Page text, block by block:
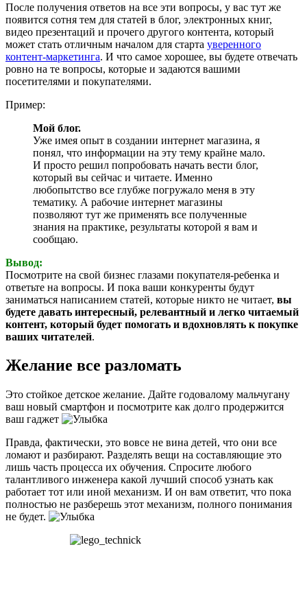
После получения ответов на все эти вопросы, у вас тут же
появится сотня тем для статей в блог, электронных книг,
видео презентаций и прочего другого контента, который
может стать отличным началом для старта уверенного
контент-маркетинга. И что самое хорошее, вы будете отвечать
ровно на те вопросы, которые и задаются вашими
посетителями и покупателями.
Пример:
Мой блог.
Уже имея опыт в создании интернет магазина, я
понял, что информации на эту тему крайне мало.
И просто решил попробовать начать вести блог,
который вы сейчас и читаете. Именно
любопытство все глубже погружало меня в эту
тематику. А рабочие интернет магазины
позволяют тут же применять все полученные
знания на практике, результаты которой я вам и
сообщаю.
Вывод:
Посмотрите на свой бизнес глазами покупателя-ребенка и
ответьте на вопросы. И пока ваши конкуренты будут
заниматься написанием статей, которые никто не читает, вы
будете давать интересный, релевантный и легко читаемый
контент, который будет помогать и вдохновлять к покупке
ваших читателей.
Желание все разломать
Это стойкое детское желание. Дайте годовалому мальчугану
ваш новый смартфон и посмотрите как долго продержится
ваш гаджет
Правда, фактически, это вовсе не вина детей, что они все
ломают и разбирают. Разделять вещи на составляющие это
лишь часть процесса их обучения. Спросите любого
талантливого инженера какой лучший способ узнать как
работает тот или иной механизм. И он вам ответит, что пока
полностью не разберешь этот механизм, полного понимания
не будет.